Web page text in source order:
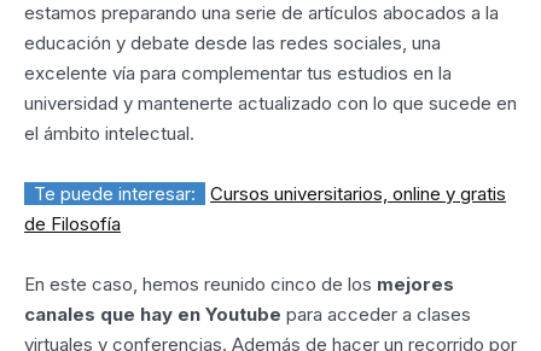
estamos preparando una serie de artículos abocados a la
educación y debate desde las redes sociales, una
excelente vía para complementar tus estudios en la
universidad y mantenerte actualizado con lo que sucede en
el ámbito intelectual.
Te puede interesar:
Cursos universitarios, online y gratis
de Filosofía
En este caso, hemos reunido cinco de los mejores
canales que hay en Youtube para acceder a clases
virtuales y conferencias. Además de hacer un recorrido por